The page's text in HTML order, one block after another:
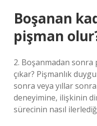
Boşanan
pişman
2. Boşanmadan sonra
çıkar? Pişmanlık
sonra veya yıllar
deneyimine, ilişkinin
sürecinin nasıl